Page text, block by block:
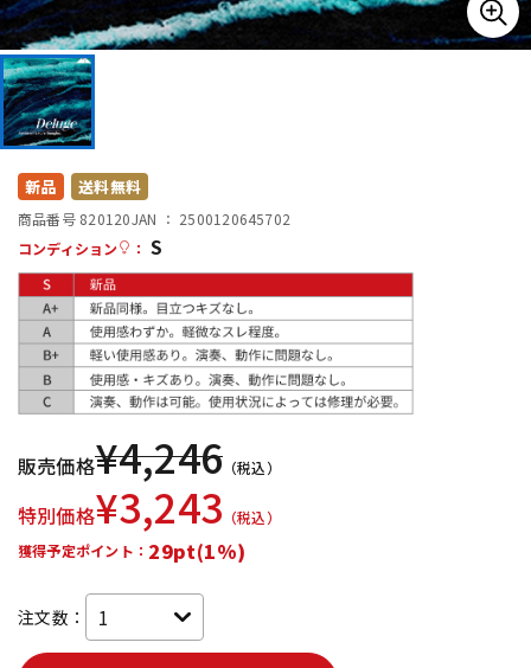
中古
新品 送料無料
商品番号 820120JAN ： 2500120645702
コンディション
： S
販売価格¥4,246 （税込）
特別価格¥3,243 （税込）
獲得予定ポイント： 29pt(1%)
注文数：